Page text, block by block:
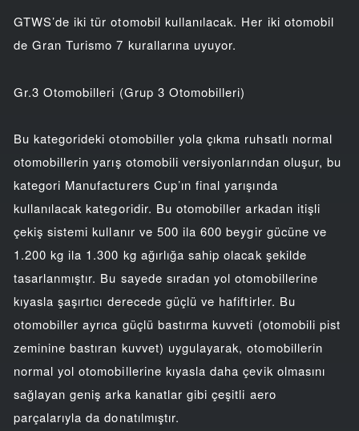
GTWS’de iki tür otomobil kullanılacak. Her iki otomobil
de Gran Turismo 7 kurallarına uyuyor.
Gr.3 Otomobilleri (Grup 3 Otomobilleri)
Bu kategorideki otomobiller yola çıkma ruhsatlı normal
otomobillerin yarış otomobili versiyonlarından oluşur, bu
kategori Manufacturers Cup’ın final yarışında
kullanılacak kategoridir. Bu otomobiller arkadan itişli
çekiş sistemi kullanır ve 500 ila 600 beygir gücüne ve
1.200 kg ila 1.300 kg ağırlığa sahip olacak şekilde
tasarlanmıştır. Bu sayede sıradan yol otomobillerine
kıyasla şaşırtıcı derecede güçlü ve hafiftirler. Bu
otomobiller ayrıca güçlü bastırma kuvveti (otomobili pist
zeminine bastıran kuvvet) uygulayarak, otomobillerin
normal yol otomobillerine kıyasla daha çevik olmasını
sağlayan geniş arka kanatlar gibi çeşitli aero
parçalarıyla da donatılmıştır.